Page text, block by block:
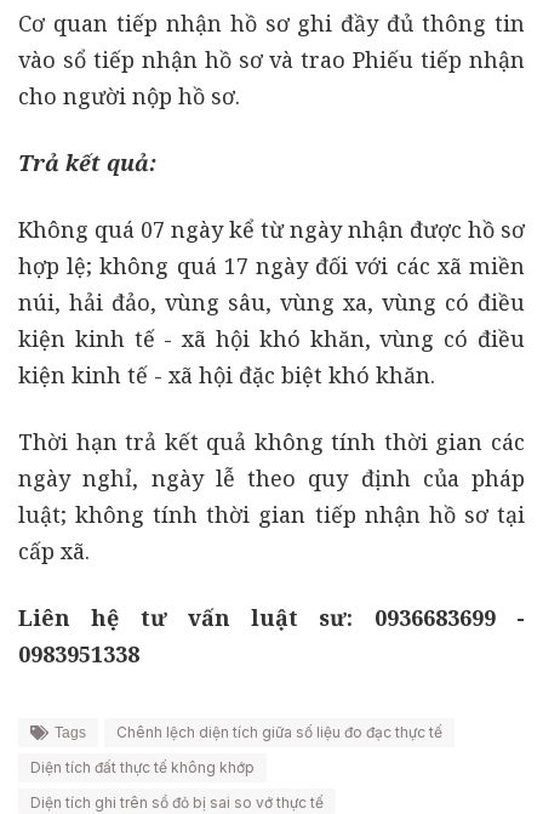
Cơ quan tiếp nhận hồ sơ ghi đầy đủ thông tin
vào sổ tiếp nhận hồ sơ và trao Phiếu tiếp nhận
cho người nộp hồ sơ.
Trả kết quả:
Không quá 07 ngày kể từ ngày nhận được hồ sơ
hợp lệ; không quá 17 ngày đối với các xã miền
núi, hải đảo, vùng sâu, vùng xa, vùng có điều
kiện kinh tế - xã hội khó khăn, vùng có điều
kiện kinh tế - xã hội đặc biệt khó khăn.
Thời hạn trả kết quả không tính thời gian các
ngày nghỉ, ngày lễ theo quy định của pháp
luật; không tính thời gian tiếp nhận hồ sơ tại
cấp xã.
Liên hệ tư vấn luật sư: 0936683699 -
0983951338
Tags
Chênh lệch diện tích giữa số liệu đo đạc thực tế
Diện tích đất thực tế không khớp
Diện tích ghi trên sổ đỏ bị sai so vớ thực tế